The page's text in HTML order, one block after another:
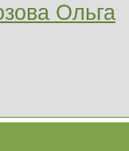
Ольга